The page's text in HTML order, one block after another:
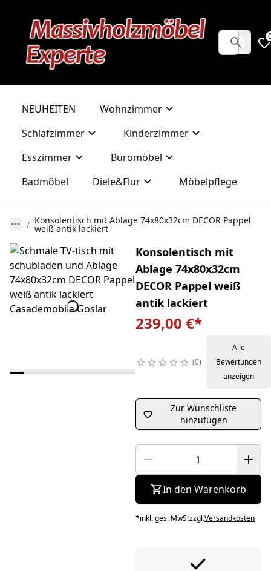
NEUHEITEN
Wohnzimmer
Schlafzimmer
Kinderzimmer
Esszimmer
Büromöbel
Badmöbel
Diele&Flur Möbelpflege
Konsolentisch mit Ablage 74x80x32cm DECOR Pappel
weiß antik lackiert
Konsolentisch mit
Ablage 74x80x32cm
DECOR Pappel weiß
antik lackiert
239,00 €*
0
Alle
Bewertungen
anzeigen
Zur Wunschliste
hinzufügen
In den Warenkorb
*inkl. ges. MwStzzgl.Versandkosten